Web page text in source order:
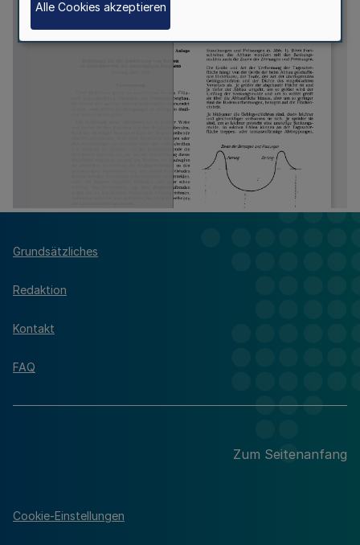
Grundsätzliches
Redaktion
Kontakt
FAQ
Zum Seitenanfang
Cookie-Einstellungen
Alle Cookies akzeptieren